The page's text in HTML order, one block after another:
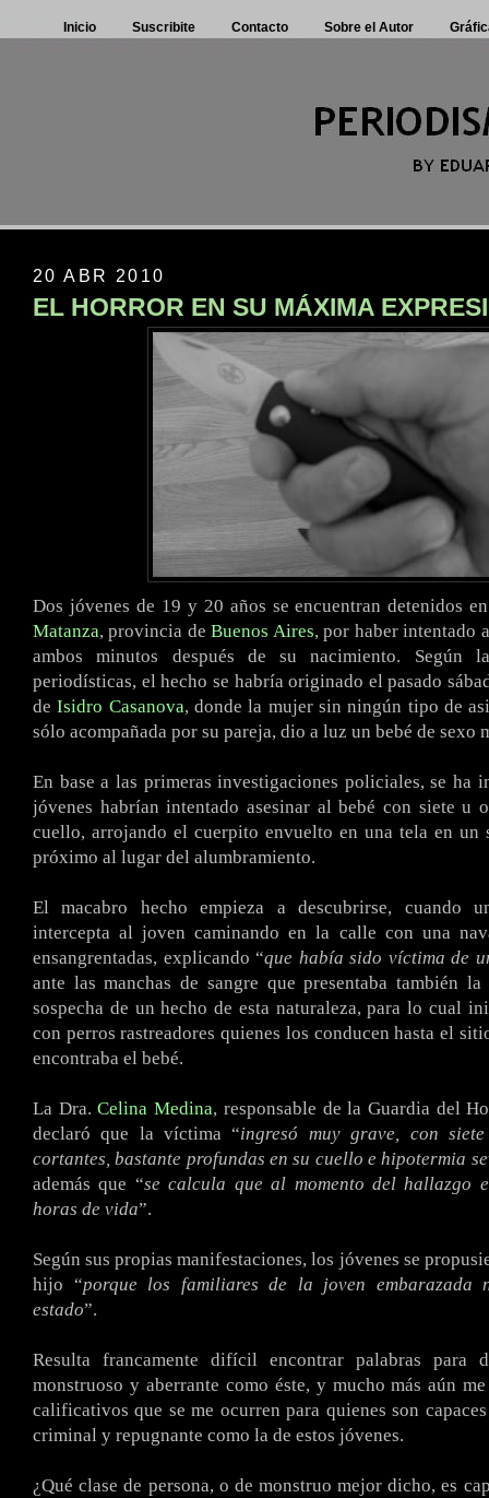
Inicio Suscribite Contacto Sobre el Autor
20 ABR 2010
EL HORROR EN SU MÁXIMA
Dos jóvenes de 19 y 20 años se encuentran detenidos
Matanza, provincia deBuenos Aires, por haber intentado
ambos minutos después de su nacimiento. Según
periodísticas, el hecho se habría originado el pasado
de Isidro Casanova, donde la mujer sin ningún tipo de
sólo acompañada por su pareja, dio a luz un bebé de sexo
En base a las primeras investigaciones policiales, se ha
jóvenes habrían intentado asesinar al bebé con siete u
cuello, arrojando el cuerpito envuelto en una tela en un
próximo al lugar del alumbramiento.
El macabro hecho empieza a descubrirse, cuando
intercepta al joven caminando en la calle con una
ensangrentadas, explicando “que había sido víctima de
ante las manchas de sangre que presentaba también
sospecha de un hecho de esta naturaleza, para lo cual
con perros rastreadores quienes los conducen hasta el
encontraba el bebé.
La Dra.Celina Medina, responsable de la Guardia del
declaró que la víctima “ingresó muy grave, con
cortantes, bastante profundas en su cuello e hipotermia
además que “se calcula que al momento del hallazgo
horas de vida”.
Según sus propias manifestaciones, los jóvenes se
hijo “porque los familiares de la joven embarazada
estado”.
Resulta francamente difícil encontrar palabras para
monstruoso y aberrante como éste, y mucho más aún
calificativos que se me ocurren para quienes son
criminal y repugnante como la de estos jóvenes.
¿Qué clase de persona, o de monstruo mejor dicho, es